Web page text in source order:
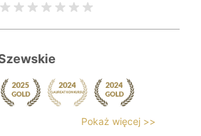
Pokaż więcej >>